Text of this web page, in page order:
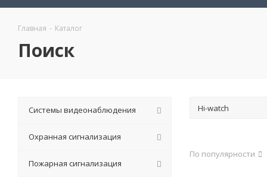
Главная - Каталог
Поиск
По популярности
Системы видеонаблюдения
Охранная сигнализация
Пожарная сигнализация